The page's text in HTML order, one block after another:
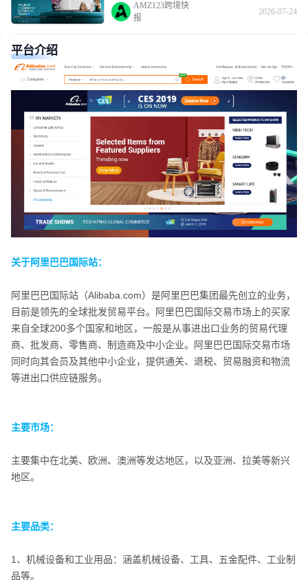
AMZ123跨境快
报
2026-07-24
平台介绍
关于阿里巴巴国际站：
阿里巴巴国际站（Alibaba.com） 是阿里巴巴集团最先创立的业务，
目前是领先的全球批发贸易平台。阿里巴巴国际交易市场上的买家
来自全球200多个国家和地区，一般是从事进出口业务的贸易代理
商、批发商、零售商、制造商及中小企业。阿里巴巴国际交易市场
同时向其会员及其他中小企业，提供通关、退税、贸易融资和物流
等进出口供应链服务。
主要市场：
主要集中在北美、欧洲、澳洲等发达地区，以及亚洲、拉美等新兴
地区。
主要品类：
1、机械设备和工业用品：涵盖机械设备、工具、五金配件、工业制
品等。